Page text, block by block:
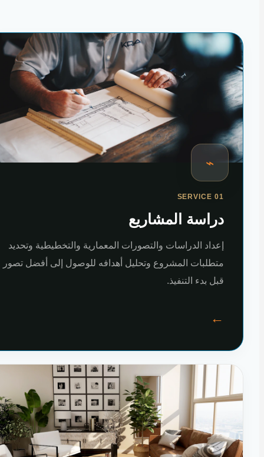
⌁
SERVICE 01
دراسة المشاريع
إعداد الدراسات والتصورات المعمارية والتخطيطية وتحديد
متطلبات المشروع وتحليل أهدافه للوصول إلى أفضل تصور
قبل بدء التنفيذ.